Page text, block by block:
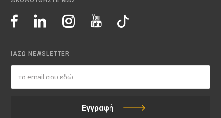
ΙΑΣΩ NEWSLETTER
Εγγραφή